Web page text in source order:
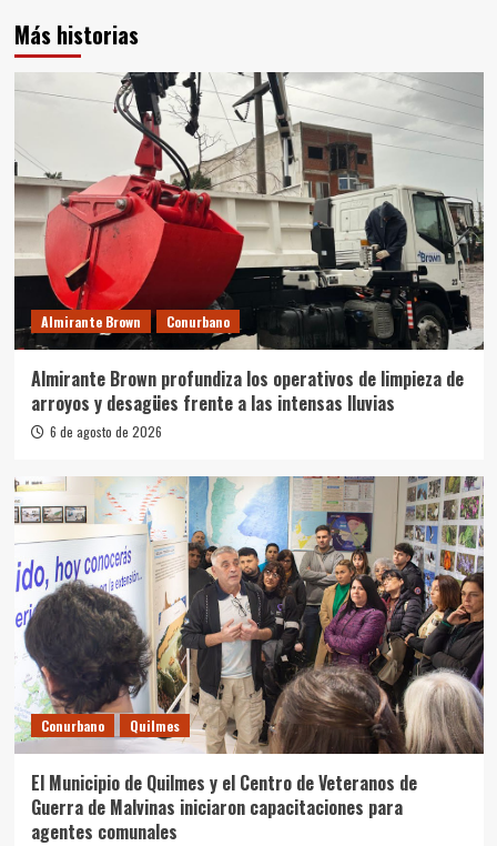
Más historias
Almirante Brown Conurbano
Almirante Brown profundiza los operativos de limpieza de
arroyos y desagües frente a las intensas lluvias
6 de agosto de 2026
Conurbano Quilmes
El Municipio de Quilmes y el Centro de Veteranos de
Guerra de Malvinas iniciaron capacitaciones para
agentes comunales